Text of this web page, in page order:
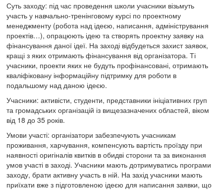
Суть заходу: під час проведення школи учасники візьмуть
участь у навчально-тренінговому курсі по проектному
менеджменту (робота над ідеєю, написання, адміністрування
проектів…), опрацюють ідею та створять проектну заявку на
фінансування даної ідеї. На заході відбудеться захист заявок,
кращі з яких отримають фінансування від організатора. Ті
учасники, проекти яких не будуть профінансовані, отримають
кваліфіковану інформаційну підтримку для роботи в
подальшому над даною ідеєю.
Учасники: активісти, студенти, представники ініціативних груп
та громадських організацій із вищезазначених областей, віком
від 18 до 35 років.
Умови участі: організатори забезпечують учасникам
проживання, харчування, компенсують вартість проїзду при
наявності оригіналів квитків в обидві сторони та за виконання
умов участі в заході. Учасники мають дотримуватись програми
заходу, брати активну участь в ній. На захід учасники мають
приїхати вже з підготовленою ідеєю для написання заявки, що